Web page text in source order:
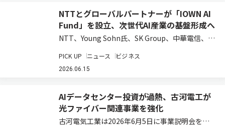
NTTとグローバルパートナーが「IOWN AI
Fund」を設立、次世代AI産業の基盤形成へ
NTT、Young Sohn氏、SK Group、中華電信、お
投資を通じてIOWNエコシステムの構築と新たな
事業創出を目指す投資ファンド「IOWN AI
PICK UP ニュース ビジネス
2026.06.15
AIデータセンター投資が過熱、古河電工が
光ファイバー関連事業を強化
古河電気工業は2026年6月5日に事業説明会を開